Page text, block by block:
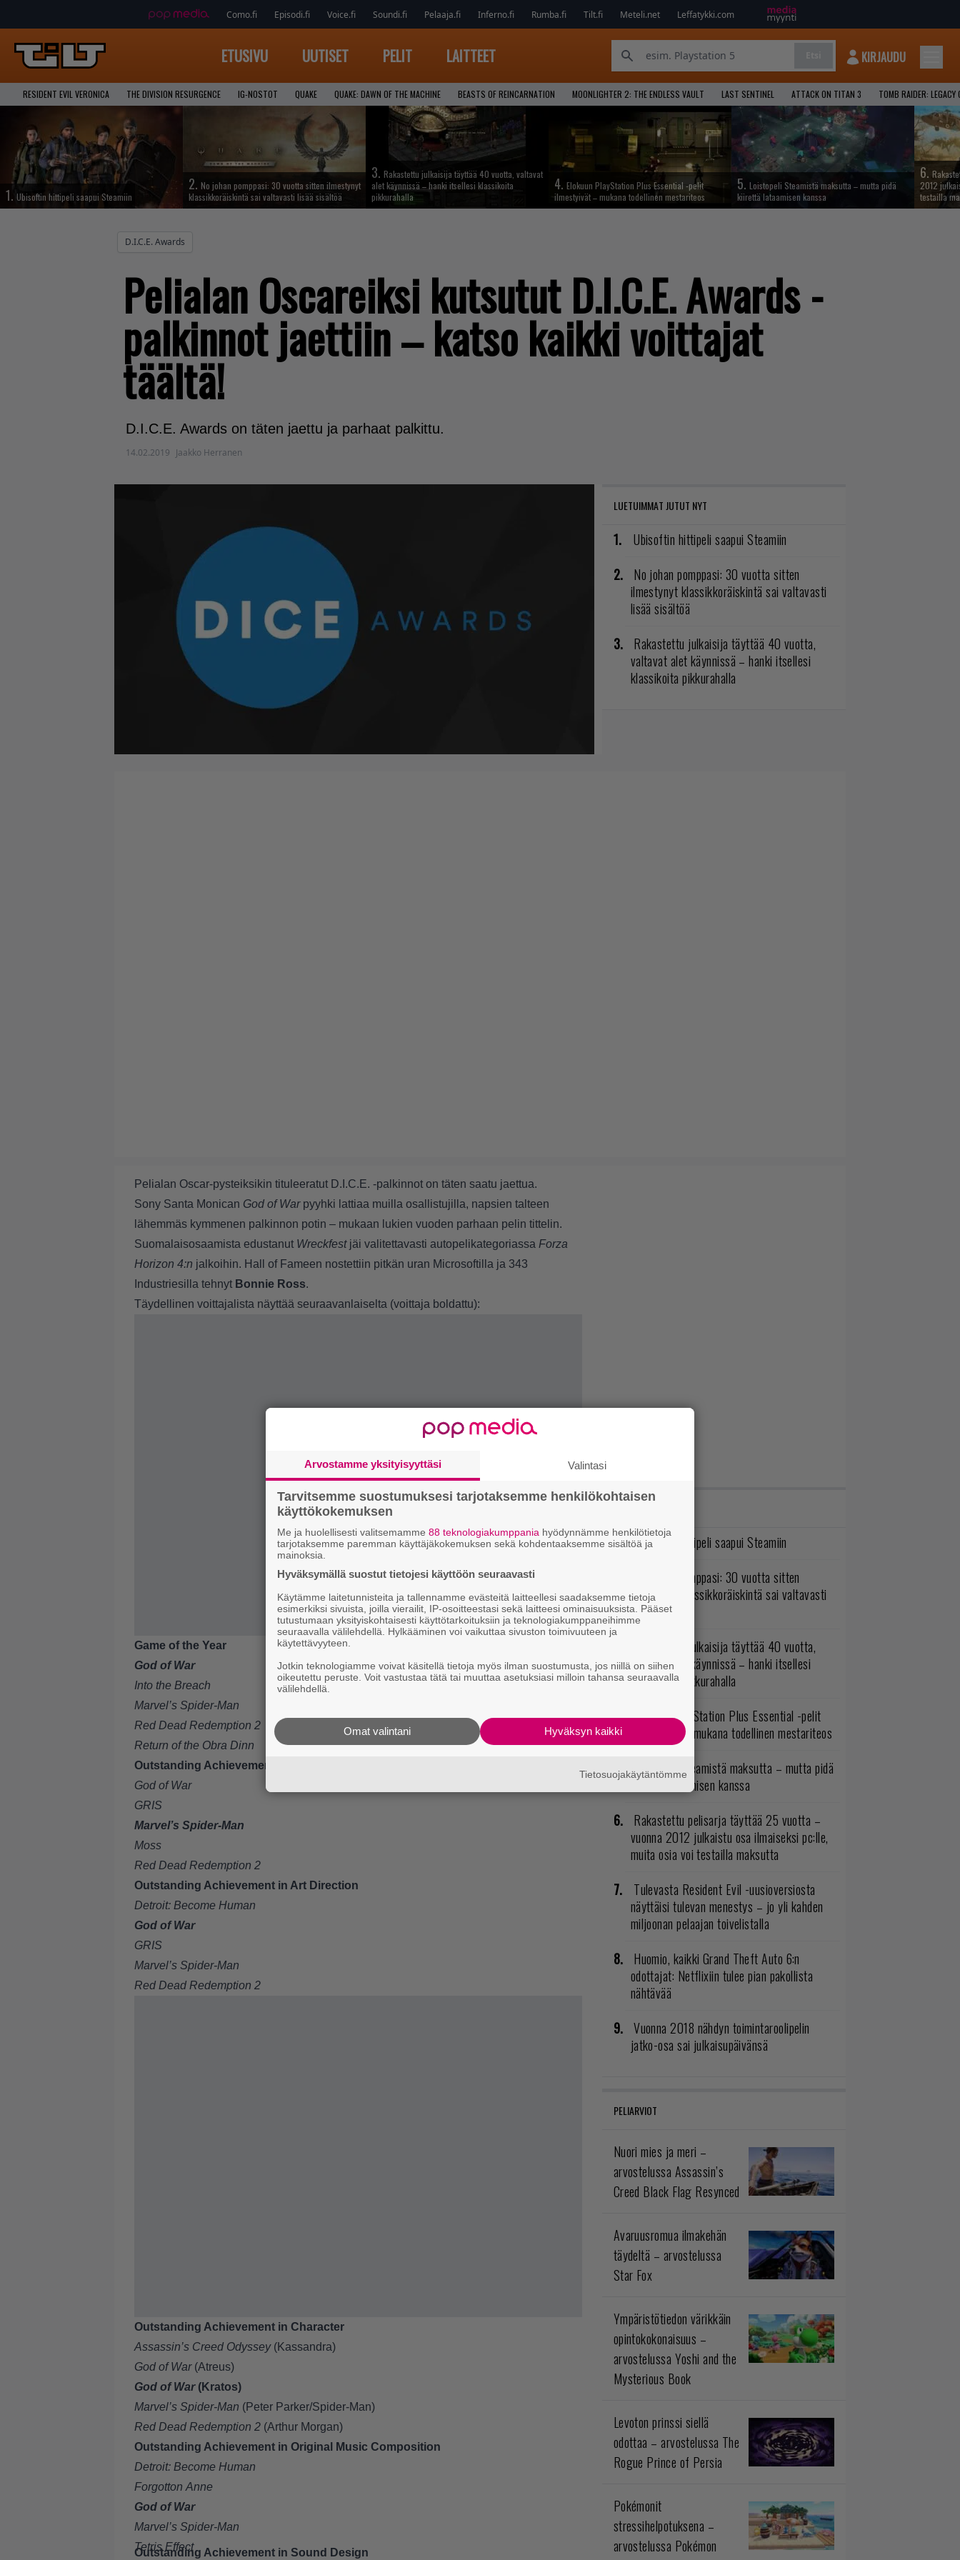
Como.fi Episodi.fi Voice.fi Soundi.fi Pelaaja.fi Inferno.fi Rumba.fi Tilt.fi Meteli.net Leffatykki.com
ETUSIVU UUTISET PELIT LAITTEET KIRJAUDU
RESIDENT EVIL VERONICA THE DIVISION RESURGENCE IG-NOSTOT QUAKE QUAKE: DAWN OF THE MACHINE BEASTS OF REINCARNATION MOONLIGHTER 2: THE ENDLESS VAULT LAST SENTINEL ATTACK ON TITAN 3 TOMB RAIDER:
1. Ubisoftin hittipeli saapui Steamiin
2. No johan pomppasi: 30 vuotta sitten ilmestynyt
klassikkoräiskintä sai valtavasti lisää sisältöä
3. Rakastettu julkaisija täyttää 40 vuotta, valtavat
alet käynnissä – hanki itsellesi klassikoita
pikkurahalla
4. Elokuun PlayStation Plus Essential -pelit
ilmestyivät – mukana todellinen mestariteos
5. Loistopeli Steamistä maksutta – mutta pidä
kiirettä lataamisen kanssa
6.
2012
testailla
D.I.C.E. Awards
Pelialan Oscareiksi kutsutut D.I.C.E. Awards -
palkinnot jaettiin – katso kaikki voittajat
täältä!
D.I.C.E. Awards on täten jaettu ja parhaat palkittu.
14.02.2019 Jaakko Herranen
LUETUIMMAT JUTUT NYT
Ubisoftin hittipeli saapui Steamiin
No johan pomppasi: 30 vuotta sitten
ilmestynyt klassikkoräiskintä sai valtavasti
lisää sisältöä
Rakastettu julkaisija täyttää 40 vuotta,
valtavat alet käynnissä – hanki itsellesi
klassikoita pikkurahalla
Pelialan Oscar-pysteiksikin tituleeratut D.I.C.E. -palkinnot on täten saatu jaettua.
Sony Santa Monican God of Warpyyhki lattiaa muilla osallistujilla, napsien talteen
lähemmäs kymmenen palkinnon potin – mukaan lukien vuoden parhaan pelin tittelin.
Suomalaisosaamista edustanut Wreckfestjäi valitettavasti autopelikategoriassa Forza
Horizon 4:n jalkoihin. Hall of Fameen nostettiin pitkän uran Microsoftilla ja 343
Industriesilla tehnyt Bonnie Ross.
Täydellinen voittajalista näyttää seuraavanlaiselta (voittaja boldattu):
Game of the Year
God of War
Into the Breach
Marvel’s Spider-Man
Red Dead Redemption 2
Return of the Obra Dinn
Outstanding Achievement in Animation
God of War
GRIS
Marvel’s Spider-Man
Moss
Red Dead Redemption 2
Outstanding Achievement in Art Direction
Detroit: Become Human
God of War
GRIS
Marvel’s Spider-Man
Red Dead Redemption 2
Outstanding Achievement in Character
Assassin’s Creed Odyssey(Kassandra)
God of War(Atreus)
God of War(Kratos)
Marvel’s Spider-Man (Peter Parker/Spider-Man)
Red Dead Redemption 2 (Arthur Morgan)
Outstanding Achievement in Original Music Composition
Detroit: Become Human
Forgotton Anne
God of War
Marvel’s Spider-Man
Tetris Effect
Outstanding Achievement in Sound Design
Ubisoftin hittipeli saapui Steamiin
No johan pomppasi: 30 vuotta sitten
ilmestynyt klassikkoräiskintä sai valtavasti
lisää sisältöä
Rakastettu julkaisija täyttää 40 vuotta,
valtavat alet käynnissä – hanki itsellesi
klassikoita pikkurahalla
Elokuun PlayStation Plus Essential -pelit
ilmestyivät – mukana todellinen mestariteos
Loistopeli Steamistä maksutta – mutta pidä
kiirettä lataamisen kanssa
Rakastettu pelisarja täyttää 25 vuotta –
vuonna 2012 julkaistu osa ilmaiseksi pc:lle,
muita osia voi testailla maksutta
Tulevasta Resident Evil -uusioversiosta
näyttäisi tulevan menestys – jo yli kahden
miljoonan pelaajan toivelistalla
Huomio, kaikki Grand Theft Auto 6:n
odottajat: Netflixiin tulee pian pakollista
nähtävää
Vuonna 2018 nähdyn toimintaroolipelin
jatko-osa sai julkaisupäivänsä
PELIARVIOT
Nuori mies ja meri –
arvostelussa Assassin’s
Creed Black Flag Resynced
Avaruusromua ilmakehän
täydeltä – arvostelussa
Star Fox
Ympäristötiedon värikkäin
opintokokonaisuus –
arvostelussa Yoshi and the
Mysterious Book
Levoton prinssi siellä
odottaa – arvostelussa The
Rogue Prince of Persia
Pokémonit
stressihelpotuksena –
arvostelussa Pokémon
Arvostamme yksityisyyttäsi Valintasi
Tarvitsemme suostumuksesi tarjotaksemme henkilökohtaisen
käyttökokemuksen
Me ja huolellisesti valitsemamme 88 teknologiakumppania hyödynnämme henkilötietoja
tarjotaksemme paremman käyttäjäkokemuksen sekä kohdentaaksemme sisältöä ja
mainoksia.
Hyväksymällä suostut tietojesi käyttöön seuraavasti
Käytämme laitetunnisteita ja tallennamme evästeitä laitteellesi saadaksemme tietoja
esimerkiksi sivuista, joilla vierailit, IP-osoitteestasi sekä laitteesi ominaisuuksista. Pääset
tutustumaan yksityiskohtaisesti käyttötarkoituksiin ja teknologiakumppaneihimme
seuraavalla välilehdellä. Hylkääminen voi vaikuttaa sivuston toimivuuteen ja
käytettävyyteen.
Jotkin teknologiamme voivat käsitellä tietoja myös ilman suostumusta, jos niillä on siihen
oikeutettu peruste. Voit vastustaa tätä tai muuttaa asetuksiasi milloin tahansa seuraavalla
välilehdellä.
Hyväksyn kaikki
Omat valintani
Tietosuojakäytäntömme